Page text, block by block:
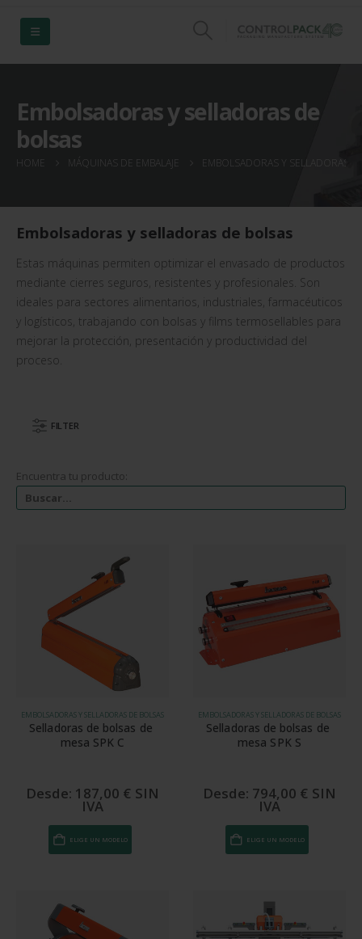
Embolsadoras y selladoras de
bolsas
HOME MÁQUINAS DE EMBALAJE EMBOLSADORAS Y SELLADORAS
Embolsadoras y selladoras de bolsas
Estas máquinas permiten optimizar el envasado de productos
mediante cierres seguros, resistentes y profesionales. Son
ideales para sectores alimentarios, industriales, farmacéuticos
y logísticos, trabajando con bolsas y films termosellables para
mejorar la protección, presentación y productividad del
proceso.
FILTER
Encuentra tu producto:
EMBOLSADORAS Y SELLADORAS DE BOLSAS
Selladoras de bolsas de
mesa SPK C
Desde: 187,00 € SIN
IVA
ELIGE UN MODELO
Este
producto
variantes.
Las
EMBOLSADORAS Y SELLADORAS DE BOLSAS
Selladoras de bolsas de
mesa SPK S
Desde: 794,00 € SIN
IVA
ELIGE UN MODELO
Este
producto
variantes.
Las